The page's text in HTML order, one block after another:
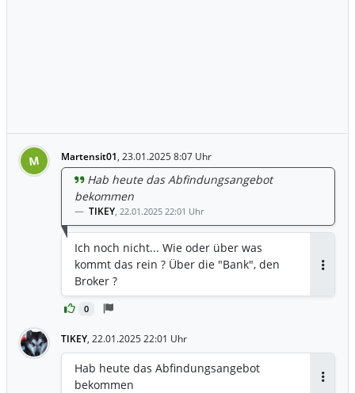
M Martensit01, 23.01.2025 8:07 Uhr
0
Hab heute das Abfindungsangebot
bekommen
TIKEY, 22.01.2025 22:01 Uhr
Ich noch nicht... Wie oder über was
kommt das rein ? Über die "Bank", den
Broker ?
TIKEY, 22.01.2025 22:01 Uhr
Hab heute das Abfindungsangebot
bekommen